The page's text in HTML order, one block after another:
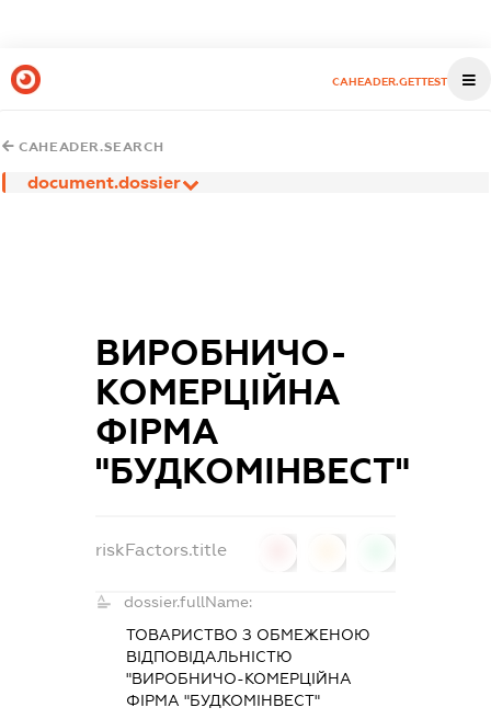
CAHEADER.GETTEST
CAHEADER.SEARCH
document.dossier
ВИРОБНИЧО-
КОМЕРЦІЙНА
ФІРМА
"БУДКОМІНВЕСТ"
riskFactors.title
dossier.fullName:
ТОВАРИСТВО З ОБМЕЖЕНОЮ
ВІДПОВІДАЛЬНІСТЮ
"ВИРОБНИЧО-КОМЕРЦІЙНА
ФІРМА "БУДКОМІНВЕСТ"